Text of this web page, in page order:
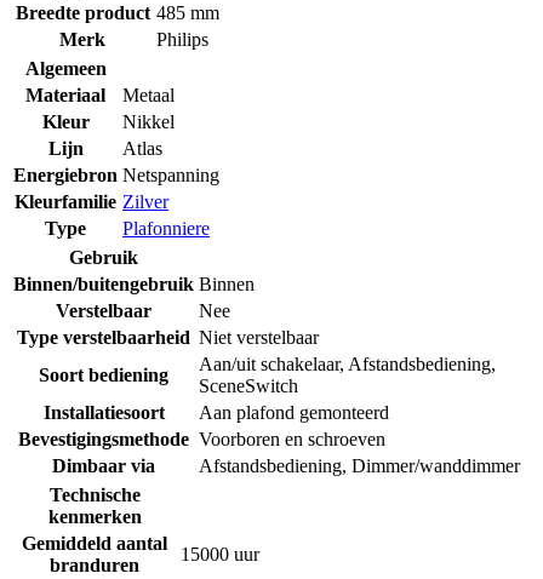
Breedte product 485 mm
Merk
Philips
Algemeen
Materiaal
Metaal
Kleur
Nikkel
Lijn
Atlas
Energiebron Netspanning
Kleurfamilie Zilver
Type
Plafonniere
Gebruik
Binnen/buitengebruik Binnen
Verstelbaar
Nee
Type verstelbaarheid Niet verstelbaar
Soort bediening
Aan/uit schakelaar, Afstandsbediening,
SceneSwitch
Installatiesoort
Aan plafond gemonteerd
Bevestigingsmethode Voorboren en schroeven
Dimbaar via
Afstandsbediening, Dimmer/wanddimmer
Technische
kenmerken
Gemiddeld aantal
branduren
15000 uur